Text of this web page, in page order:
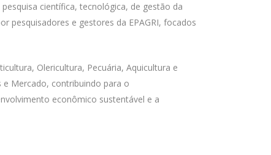
científica, tecnológica, de gestão da
pesquisadores e gestores da EPAGRI, focados
Olericultura, Pecuária, Aquicultura e
e Mercado, contribuindo para o
econômico sustentável e a